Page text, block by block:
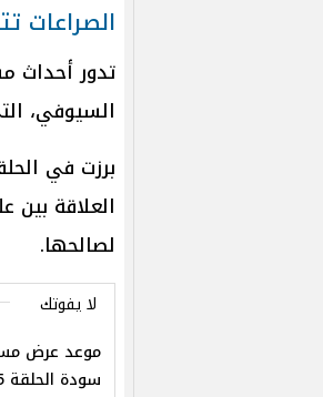
الصراعات
تدور أحداث
السيوفي،
برزت في
العلاقة بين
لصالحها.
لا يفوتك
موعد عرض